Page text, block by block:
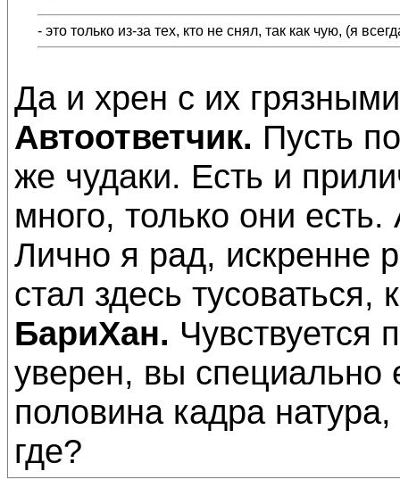
- это только из-за тех, кто не снял, так как чую, (я
Да и хрен с их
Автоответчик. Пусть
же чудаки. Есть и
много, только они
Лично я рад, искренне
стал здесь тусоваться,
БариХан. Чувствуется
уверен, вы специально
половина кадра
где?